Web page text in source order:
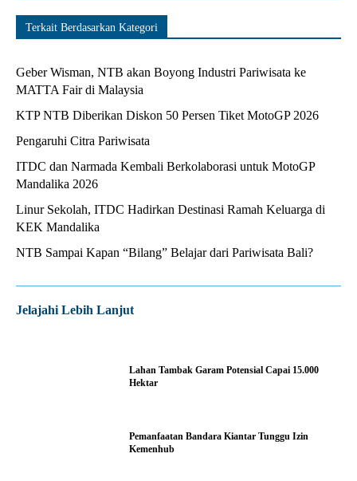
Terkait Berdasarkan Kategori
Geber Wisman, NTB akan Boyong Industri Pariwisata ke
MATTA Fair di Malaysia
KTP NTB Diberikan Diskon 50 Persen Tiket MotoGP 2026
Pengaruhi Citra Pariwisata
ITDC dan Narmada Kembali Berkolaborasi untuk MotoGP
Mandalika 2026
Linur Sekolah, ITDC Hadirkan Destinasi Ramah Keluarga di
KEK Mandalika
NTB Sampai Kapan “Bilang” Belajar dari Pariwisata Bali?
Jelajahi Lebih Lanjut
Lahan Tambak Garam Potensial Capai 15.000
Hektar
Pemanfaatan Bandara Kiantar Tunggu Izin
Kemenhub